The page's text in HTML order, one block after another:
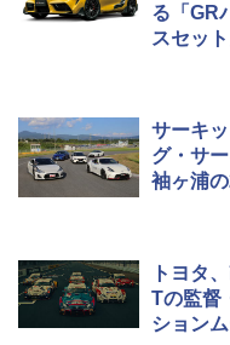
る「GR
スセット
サーキ
グ・サ
袖ヶ浦
トヨタ
Tの監督
ション